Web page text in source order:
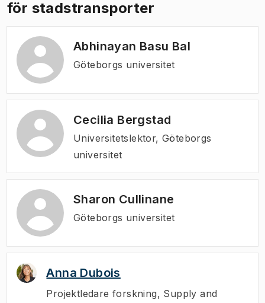
för stadstransporter
Abhinayan Basu Bal
Göteborgs universitet
Cecilia Bergstad
Universitetslektor, Göteborgs
universitet
Sharon Cullinane
Göteborgs universitet
Anna Dubois
Projektledare forskning, Supply and